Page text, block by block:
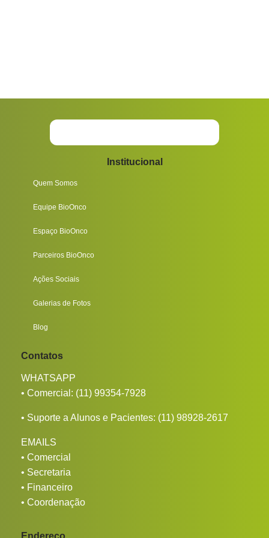
Institucional
Quem Somos
Equipe BioOnco
Espaço BioOnco
Parceiros BioOnco
Ações Sociais
Galerias de Fotos
Blog
Contatos
WHATSAPP
• Comercial: (11) 99354-7928
• Suporte a Alunos e Pacientes: (11) 98928-2617
EMAILS
• Comercial
• Secretaria
• Financeiro
• Coordenação
Endereço